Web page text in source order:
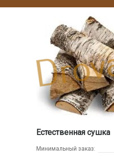
Естественная сушка
Минимальный заказ: